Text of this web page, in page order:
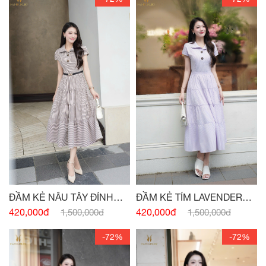
ĐẦM KẺ NÂU TÂY ĐÍNH
CÚC
420,000đ 1,500,000đ
ĐẦM KẺ TÍM LAVENDER
ĐÍNH CÚC
420,000đ 1,500,000đ
-72% -72%